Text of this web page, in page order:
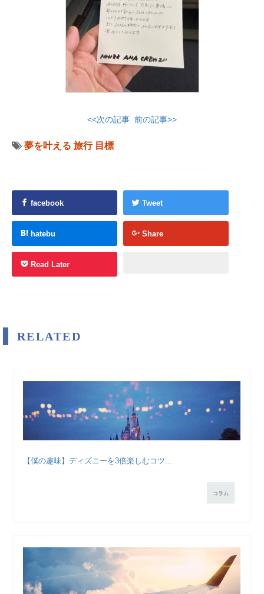
<<次の記事 前の記事>>
夢を叶える 旅行 目標
facebook Tweet
hatebu Share
Read Later
RELATED
【僕の趣味】ディズニーを3倍楽しむコツ...
コラム